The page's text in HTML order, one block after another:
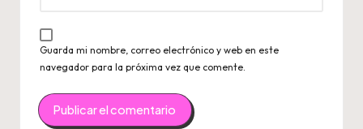
Guarda mi nombre, correo electrónico y web en este
navegador para la próxima vez que comente.